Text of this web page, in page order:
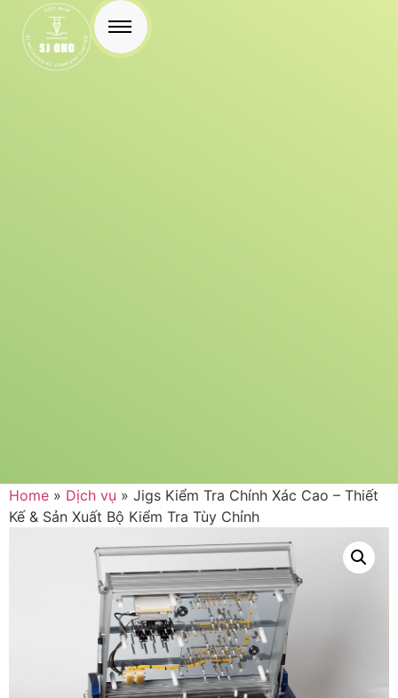
Home » Dịch vụ » Jigs Kiểm Tra Chính Xác Cao – Thiết
Kế & Sản Xuất Bộ Kiểm Tra Tùy Chỉnh